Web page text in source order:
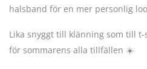
halsband för en mer personlig
Lika snyggt till klänning som till
för sommarens alla tillfällen ☀️